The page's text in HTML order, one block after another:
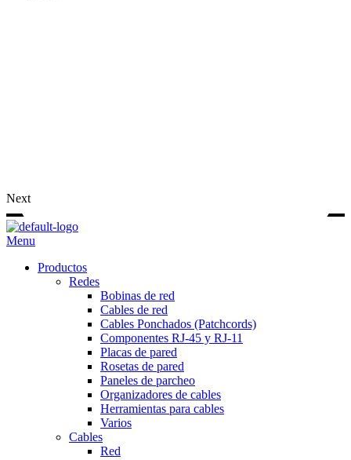
Next
Menu
Productos
Redes
Bobinas de red
Cables de red
Cables Ponchados (Patchcords)
Componentes RJ-45 y RJ-11
Placas de pared
Rosetas de pared
Paneles de parcheo
Organizadores de cables
Herramientas para cables
Varios
Cables
Red